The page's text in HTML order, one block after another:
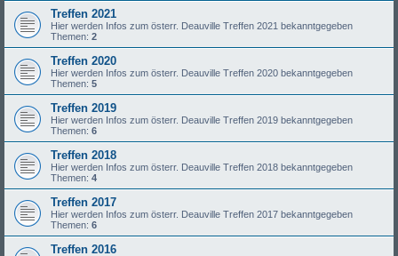
Treffen 2021
Hier werden Infos zum österr. Deauville Treffen 2021 bekanntgegeben
Themen: 2
Treffen 2020
Hier werden Infos zum österr. Deauville Treffen 2020 bekanntgegeben
Themen: 5
Treffen 2019
Hier werden Infos zum österr. Deauville Treffen 2019 bekanntgegeben
Themen: 6
Treffen 2018
Hier werden Infos zum österr. Deauville Treffen 2018 bekanntgegeben
Themen: 4
Treffen 2017
Hier werden Infos zum österr. Deauville Treffen 2017 bekanntgegeben
Themen: 6
Treffen 2016